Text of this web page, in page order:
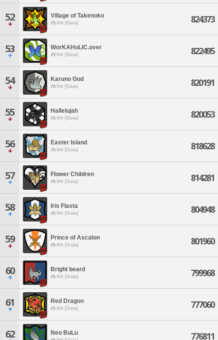
52 Village of Takenoko
Ifrit [Gaia] 824373
53 WorKAHoLIC.over
Ifrit [Gaia] 822495
54 Karuno God
Ifrit [Gaia] 820191
55 Hallelujah
Ifrit [Gaia] 820053
56 Easter Island
Ifrit [Gaia] 818628
57 Flower Children
Ifrit [Gaia] 814281
58 Iris Flasta
Ifrit [Gaia] 804948
59 Prince of Ascalon
Ifrit [Gaia] 801960
60 Bright beard
Ifrit [Gaia] 799968
61 Red Dragon
Ifrit [Gaia] 777060
62 Neo BuLu 776811